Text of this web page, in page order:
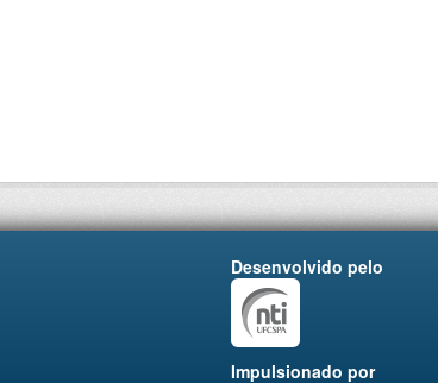
Desenvolvido pelo
Impulsionado por